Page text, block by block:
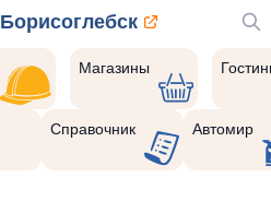
Борисоглебск
Магазины
Справочник Автомир